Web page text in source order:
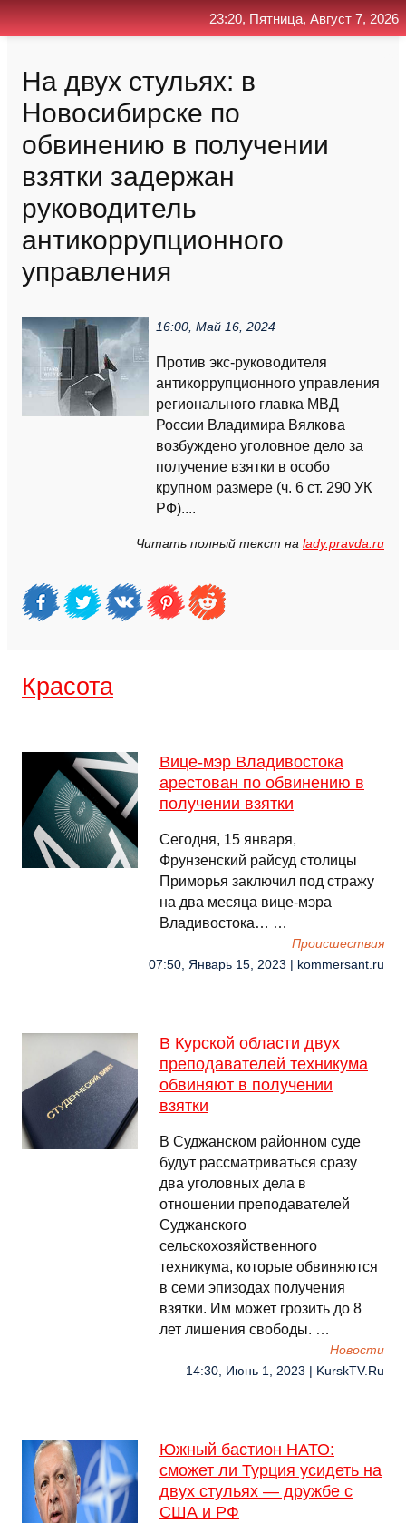
На двух стульях: в
Новосибирске по
обвинению в получении
взятки задержан
руководитель
антикоррупционного
управления
16:00, Май 16, 2024
Против экс-руководителя
антикоррупционного управления
регионального главка МВД
России Владимира Вялкова
возбуждено уголовное дело за
получение взятки в особо
крупном размере (ч. 6 ст. 290 УК
РФ)....
Читать полный текст на lady.pravda.ru
Красота
Вице-мэр Владивостока
арестован по обвинению в
получении взятки
Сегодня, 15 января,
Фрунзенский райсуд столицы
Приморья заключил под стражу
на два месяца вице-мэра
Владивостока… …
Происшествия
07:50, Январь 15, 2023 | kommersant.ru
В Курской области двух
преподавателей техникума
обвиняют в получении
взятки
В Суджанском районном суде
будут рассматриваться сразу
два уголовных дела в
отношении преподавателей
Суджанского
сельскохозяйственного
техникума, которые обвиняются
в семи эпизодах получения
взятки. Им может грозить до 8
лет лишения свободы. …
Новости
14:30, Июнь 1, 2023 | KurskTV.Ru
Южный бастион НАТО:
сможет ли Турция усидеть на
двух стульях — дружбе с
США и РФ
23:20, Пятница, Август 7, 2026